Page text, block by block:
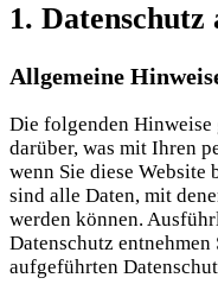
1.
Allgemeine
Die folgenden
darüber, was mit Ihren
wenn Sie diese Website
sind alle Daten, mit
werden können.
Datenschutz
aufgeführten